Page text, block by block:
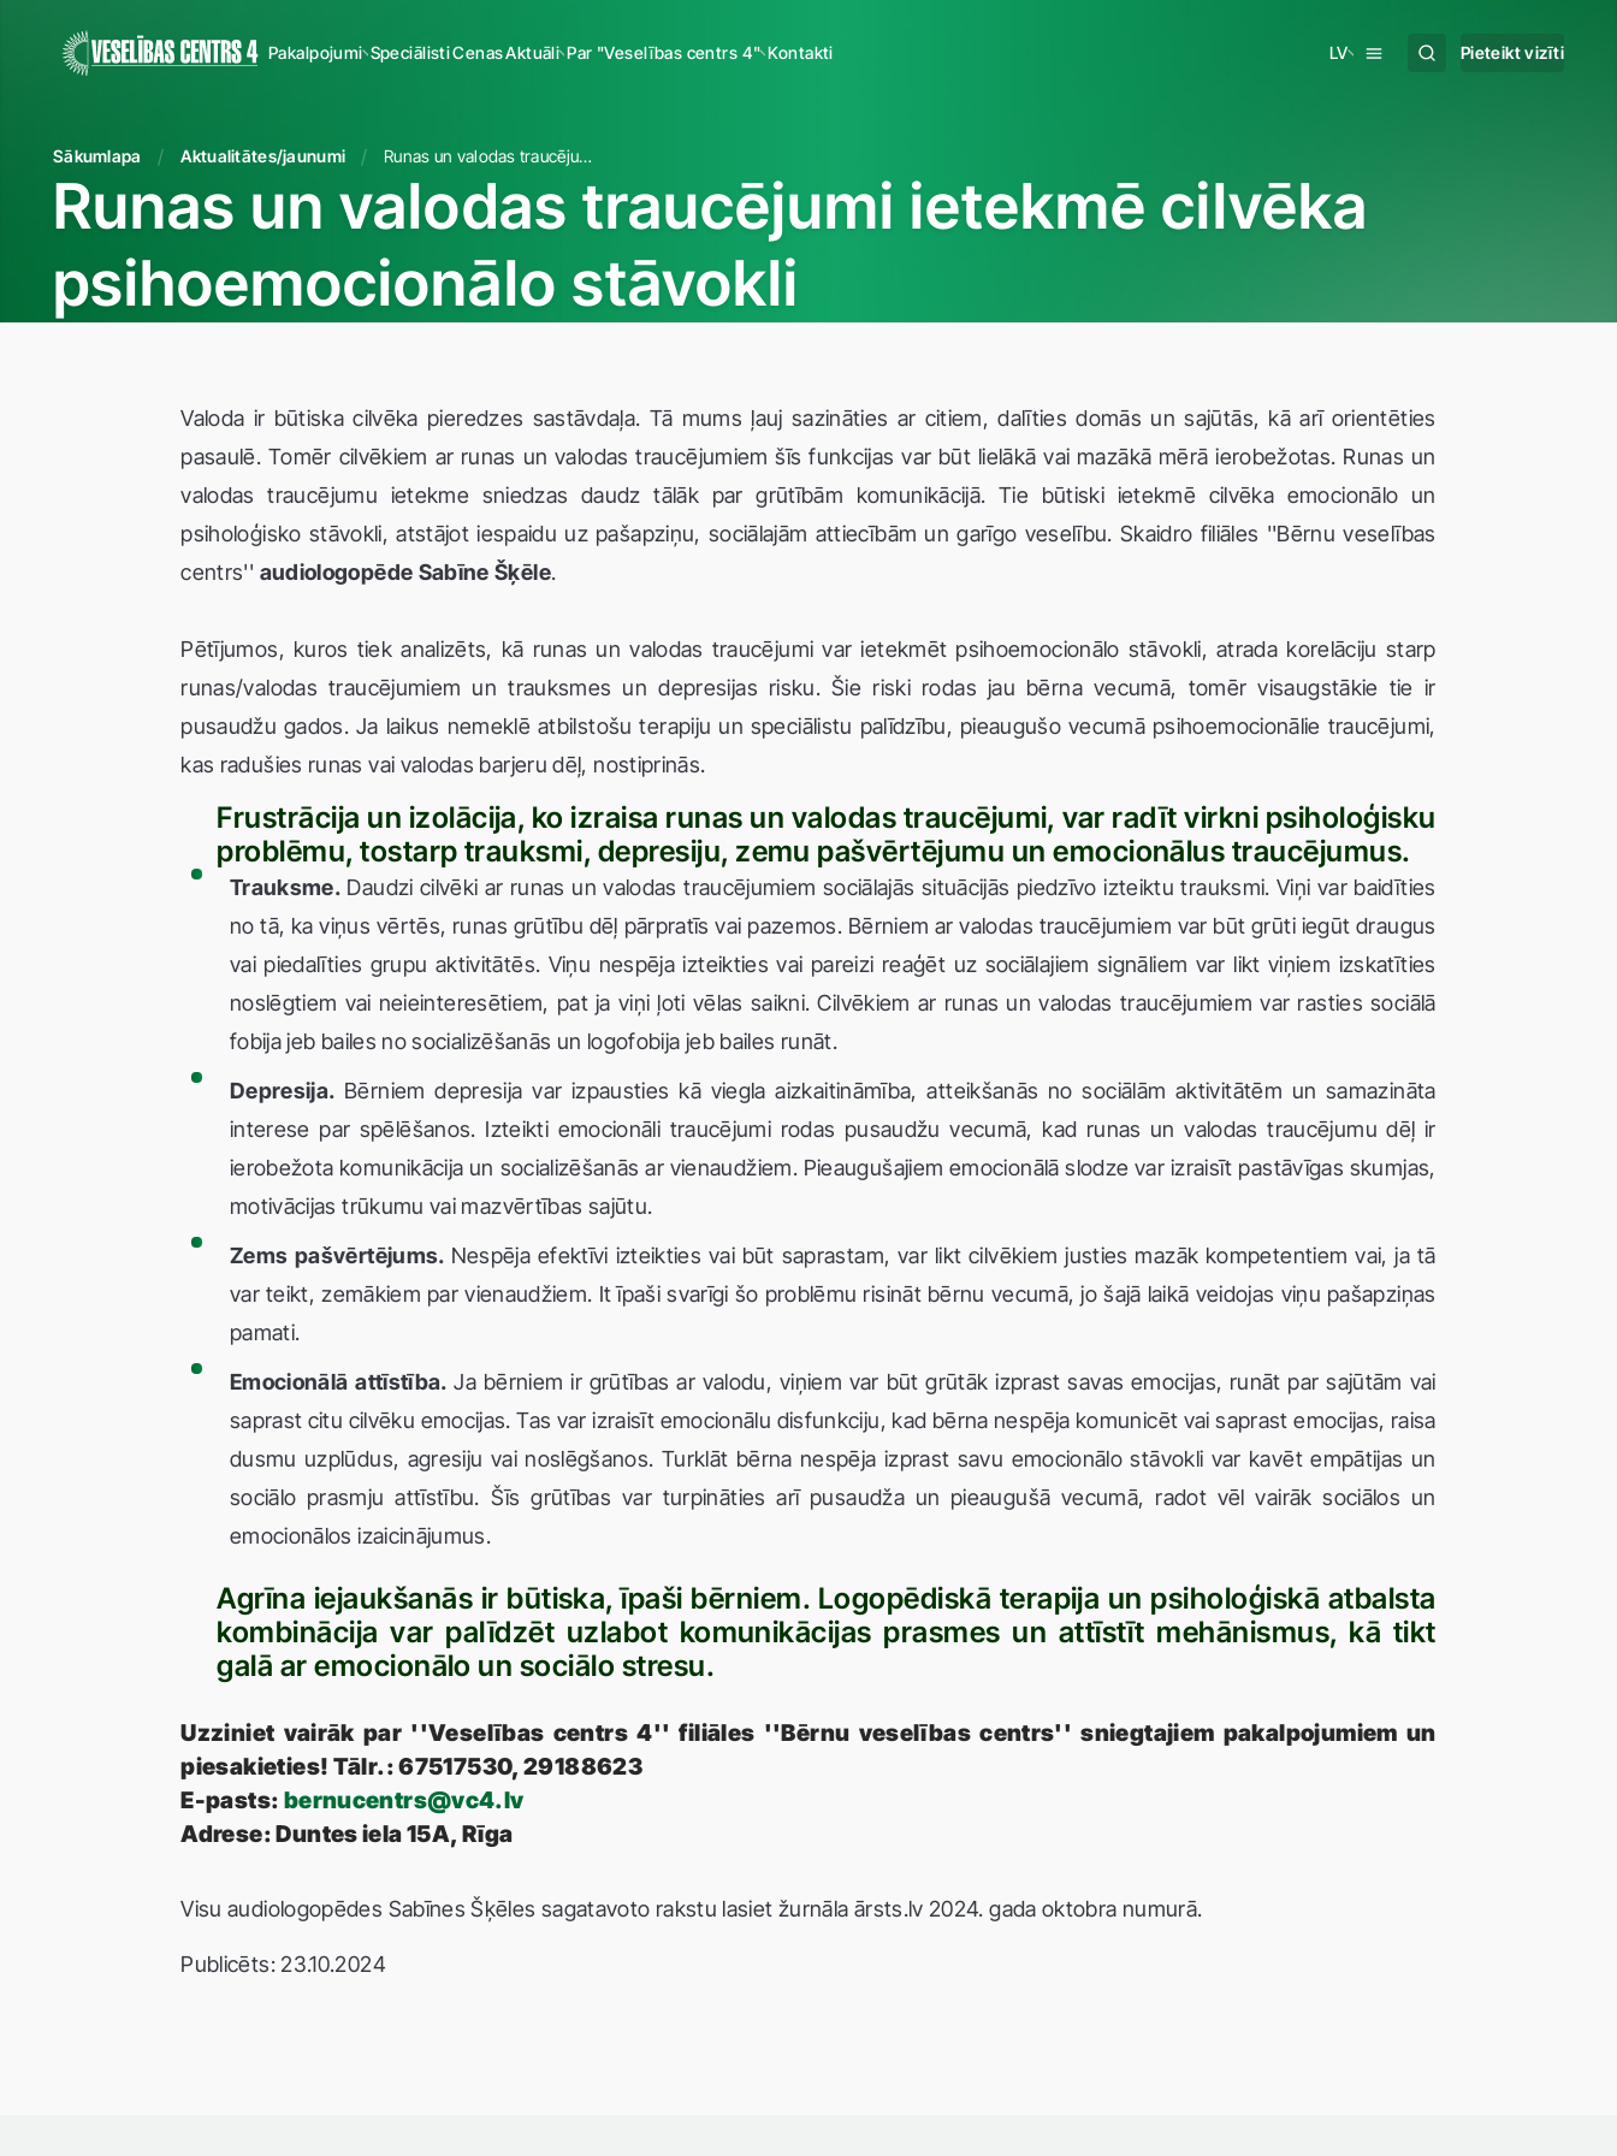
Pakalpojumi SpeciālistiCenasAktuāli Par "Veselības centrs 4" Kontakti LV Pieteikt vizīti
Sākumlapa Aktualitātes/jaunumi Runas un valodas traucējumi ietekmē cilvēka psihoemocionālo stāvokli
Runas un valodas traucējumi ietekmē cilvēka
psihoemocionālo stāvokli
Valoda ir būtiska cilvēka pieredzes sastāvdaļa. Tā mums ļauj sazināties ar citiem, dalīties domās un sajūtās, kā arī orientēties
pasaulē. Tomēr cilvēkiem ar runas un valodas traucējumiem šīs funkcijas var būt lielākā vai mazākā mērā ierobežotas. Runas un
valodas traucējumu ietekme sniedzas daudz tālāk par grūtībām komunikācijā. Tie būtiski ietekmē cilvēka emocionālo un
psiholoģisko stāvokli, atstājot iespaidu uz pašapziņu, sociālajām attiecībām un garīgo veselību. Skaidro filiāles ''Bērnu veselības
centrs'' audiologopēde Sabīne Šķēle.
Pētījumos, kuros tiek analizēts, kā runas un valodas traucējumi var ietekmēt psihoemocionālo stāvokli, atrada korelāciju starp
runas/valodas traucējumiem un trauksmes un depresijas risku. Šie riski rodas jau bērna vecumā, tomēr visaugstākie tie ir
pusaudžu gados. Ja laikus nemeklē atbilstošu terapiju un speciālistu palīdzību, pieaugušo vecumā psihoemocionālie traucējumi,
kas radušies runas vai valodas barjeru dēļ, nostiprinās.
Frustrācija un izolācija, ko izraisa runas un valodas traucējumi, var radīt virkni psiholoģisku
problēmu, tostarp trauksmi, depresiju, zemu pašvērtējumu un emocionālus traucējumus.
Trauksme. Daudzi cilvēki ar runas un valodas traucējumiem sociālajās situācijās piedzīvo izteiktu trauksmi. Viņi var baidīties
no tā, ka viņus vērtēs, runas grūtību dēļ pārpratīs vai pazemos. Bērniem ar valodas traucējumiem var būt grūti iegūt draugus
vai piedalīties grupu aktivitātēs. Viņu nespēja izteikties vai pareizi reaģēt uz sociālajiem signāliem var likt viņiem izskatīties
noslēgtiem vai neieinteresētiem, pat ja viņi ļoti vēlas saikni. Cilvēkiem ar runas un valodas traucējumiem var rasties sociālā
fobija jeb bailes no socializēšanās un logofobija jeb bailes runāt.
Depresija. Bērniem depresija var izpausties kā viegla aizkaitināmība, atteikšanās no sociālām aktivitātēm un samazināta
interese par spēlēšanos. Izteikti emocionāli traucējumi rodas pusaudžu vecumā, kad runas un valodas traucējumu dēļ ir
ierobežota komunikācija un socializēšanās ar vienaudžiem. Pieaugušajiem emocionālā slodze var izraisīt pastāvīgas skumjas,
motivācijas trūkumu vai mazvērtības sajūtu.
Zems pašvērtējums. Nespēja efektīvi izteikties vai būt saprastam, var likt cilvēkiem justies mazāk kompetentiem vai, ja tā
var teikt, zemākiem par vienaudžiem. It īpaši svarīgi šo problēmu risināt bērnu vecumā, jo šajā laikā veidojas viņu pašapziņas
pamati.
Emocionālā attīstība. Ja bērniem ir grūtības ar valodu, viņiem var būt grūtāk izprast savas emocijas, runāt par sajūtām vai
saprast citu cilvēku emocijas. Tas var izraisīt emocionālu disfunkciju, kad bērna nespēja komunicēt vai saprast emocijas, raisa
dusmu uzplūdus, agresiju vai noslēgšanos. Turklāt bērna nespēja izprast savu emocionālo stāvokli var kavēt empātijas un
sociālo prasmju attīstību. Šīs grūtības var turpināties arī pusaudža un pieaugušā vecumā, radot vēl vairāk sociālos un
emocionālos izaicinājumus.
Agrīna iejaukšanās ir būtiska, īpaši bērniem. Logopēdiskā terapija un psiholoģiskā atbalsta
kombinācija var palīdzēt uzlabot komunikācijas prasmes un attīstīt mehānismus, kā tikt
galā ar emocionālo un sociālo stresu.
Uzziniet vairāk par ''Veselības centrs 4'' filiāles ''Bērnu veselības centrs'' sniegtajiem pakalpojumiem un
piesakieties! Tālr.: 67517530, 29188623
E-pasts: bernucentrs@vc4.lv
Adrese: Duntes iela 15A, Rīga
Visu audiologopēdes Sabīnes Šķēles sagatavoto rakstu lasiet žurnāla ārsts.lv 2024. gada oktobra numurā.
Publicēts: 23.10.2024